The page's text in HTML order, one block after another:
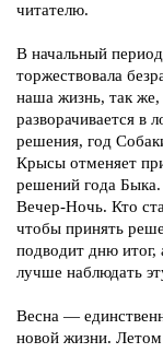
читателю.
В начальный
торжествовала
наша жизнь, так же,
разворачивается в
решения, год
Крысы отменяет
решений года Быка.
Вечер-Ночь. Кто
чтобы принять
подводит дню итог,
лучше наблюдать
Весна —
новой жизни.